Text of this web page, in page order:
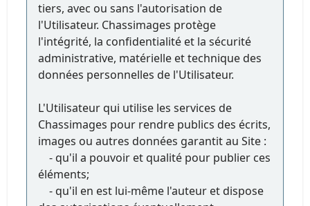
tiers, avec ou sans l'autorisation de
l'Utilisateur. Chassimages protège
l'intégrité, la confidentialité et la sécurité
administrative, matérielle et technique des
données personnelles de l'Utilisateur.
L'Utilisateur qui utilise les services de
Chassimages pour rendre publics des écrits,
images ou autres données garantit au Site :
- qu'il a pouvoir et qualité pour publier ces
éléments;
- qu'il en est lui-même l'auteur et dispose